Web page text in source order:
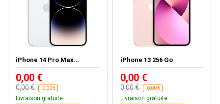
iPhone 14 Pro Max...
0,00 €
0,00 € -0,00 €
Livraison gratuite
iPhone 13 256 Go
0,00 €
0,00 € -0,00 €
Livraison gratuite